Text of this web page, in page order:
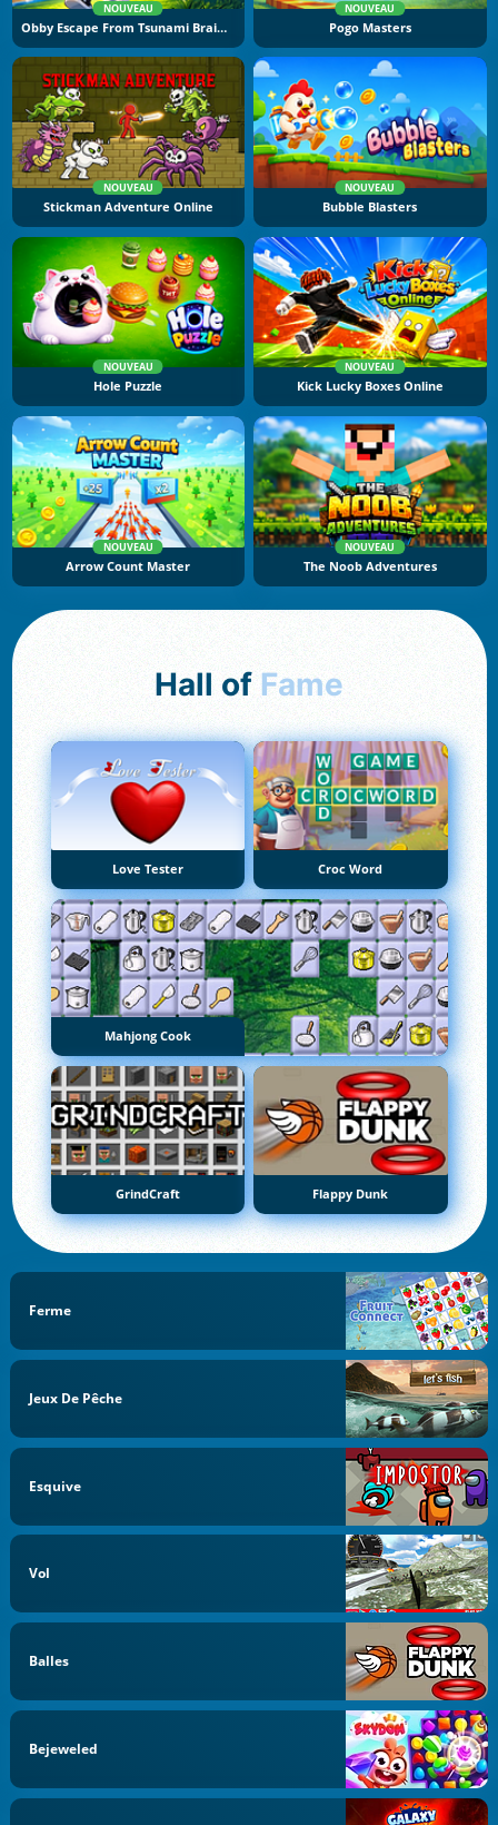
NOUVEAU
Obby Escape From Tsunami Brainrot
NOUVEAU
Pogo Masters
NOUVEAU
Stickman Adventure Online
NOUVEAU
Bubble Blasters
NOUVEAU
Hole Puzzle
NOUVEAU
Kick Lucky Boxes Online
NOUVEAU
Arrow Count Master
NOUVEAU
The Noob Adventures
Hall of Fame
Love Tester Croc Word
Mahjong Cook
GrindCraft Flappy Dunk
Ferme
Jeux De Pêche
Esquive
Vol
Balles
Bejeweled